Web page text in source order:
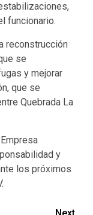
funcionario.
reconstrucción
se
y mejorar
que se
Quebrada La
y
los próximos